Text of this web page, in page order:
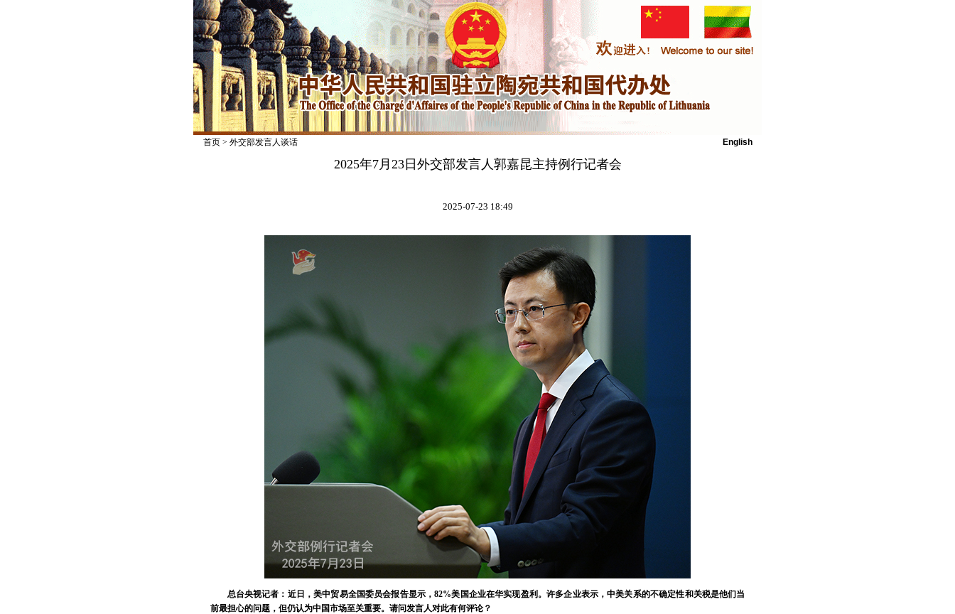
首页> 外交部发言人谈话 English
2025年7月23日外交部发言人郭嘉昆主持例行记者会
2025-07-23 18:49
总台央视记者：近日，美中贸易全国委员会报告显示，82%美国企业在华实现盈利。许多企业表示，中美关系的不确定性和关税是他们当
前最担心的问题，但仍认为中国市场至关重要。请问发言人对此有何评论？